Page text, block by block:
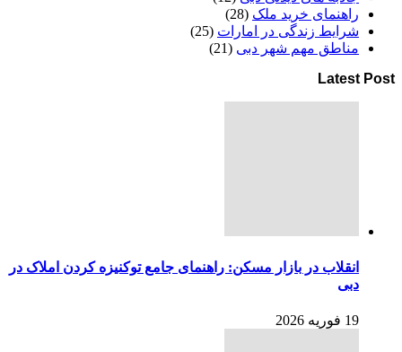
راهنمای خرید ملک (28)
شرایط زندگی در امارات (25)
مناطق مهم شهر دبی (21)
Latest Post
انقلاب در بازار مسکن: راهنمای جامع توکنیزه کردن املاک در
دبی
19 فوریه 2026